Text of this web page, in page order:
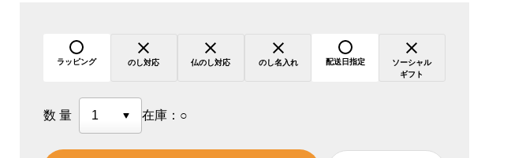
ラッピング のし対応 仏のし対応 のし名入れ 配送日指定
ソーシャル
ギフト
数量 在庫： ○